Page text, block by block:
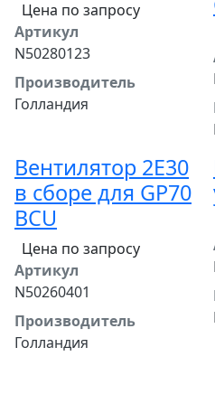
Цена по запросу
Артикул
N50280123
Производитель
Голландия
Вентилятор 2E30
в сборе для GP70
BCU
Цена по запросу
Артикул
N50260401
Производитель
Голландия